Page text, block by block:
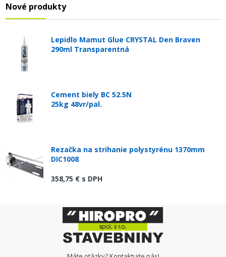
Nové produkty
Lepidlo Mamut Glue CRYSTAL Den Braven
290ml Transparentná
Cement biely BC 52.5N
25kg 48vr/pal.
Rezačka na strihanie polystyrénu 1370mm
DIC1008
358,75 € s DPH